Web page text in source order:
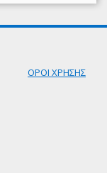
ΟΡΟΙ ΧΡΗΣΗΣ